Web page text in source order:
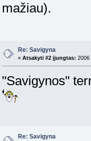
mažiau).
Re: Savigyna
« Atsakyti #2 įjungtas: 2006
"Savigynos"
Re: Savigyna